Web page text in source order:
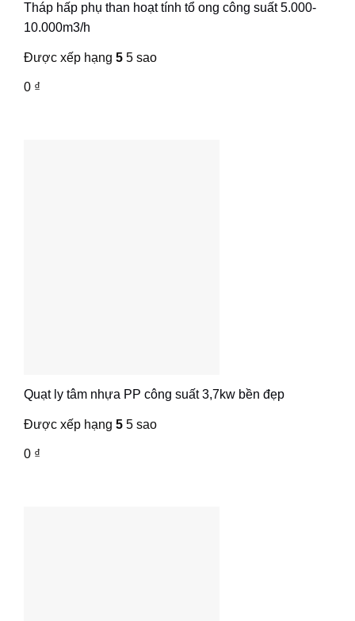
Tháp hấp phụ than hoạt tính tổ ong công suất 5.000-
10.000m3/h
Được xếp hạng 5 5 sao
0 ₫
Quạt ly tâm nhựa PP công suất 3,7kw bền đẹp
Được xếp hạng 5 5 sao
0 ₫